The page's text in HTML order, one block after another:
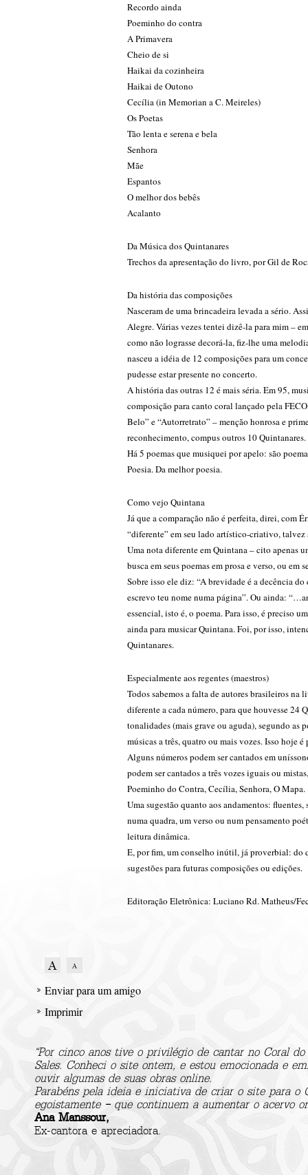
Recordo ainda
Poeminho do contra
A Primavera
Cheio de si
Haikai da cozinheira
Haikai de Outono
Cecília (in Memorian a C. Meireles)
Os Poetas
Tão lenta e serena e bela
Senhora
Mãe
Espantos
O melhor dos bebês
Acalanto
Da Música dos Quintanares
Trechos da apresentação do livro, por Gil de
Da história das composições
Nasceram de uma brincadeira levada a sério.
Alegre. Várias vezes tentei dizê-la para mim –
como não lograsse decorá-la, fiz-lhe uma
nasceu a idéia de 12 composições para um
pudesse estar presente no concerto.
A história das outras 12 é mais séria. Em 95,
composição para canto coral lançado pela
Belo” e “Autorretrato” – menção honrosa e
reconhecimento, compus outros 10 Quintanares.
Há 5 poemas que musiquei por apelo: são
Poesia. Da melhor poesia.
Como vejo Quintana
Já que a comparação não é perfeita, direi, com
“diferente” em seu lado artístico-criativo,
Uma nota diferente em Quintana – cito apenas
busca em seus poemas em prosa e verso, ou
Sobre isso ele diz: “A brevidade é a decência
escrevo teu nome numa página”. Ou ainda:
essencial, isto é, o poema. Para isso, é preciso
ainda para musicar Quintana. Foi, por isso,
Quintanares.
Especialmente aos regentes (maestros)
Todos sabemos a falta de autores brasileiros
diferente a cada número, para que houvesse 24
tonalidades (mais grave ou aguda), segundo as
músicas a três, quatro ou mais vozes. Isso hoje
Alguns números podem ser cantados em
podem ser cantados a três vozes iguais ou
Poeminho do Contra, Cecília, Senhora, O Mapa.
Uma sugestão quanto aos andamentos:
numa quadra, um verso ou num pensamento
leitura dinâmica.
E, por fim, um conselho inútil, já proverbial: do
sugestões para futuras composições ou edições.
Editoração Eletrônica: Luciano Rd. Matheus/
Enviar para um amigo
Imprimir
“Por cinco anos tive o privilégio de cantar no Coral
Sales. Conheci o site ontem, e estou emocionada e
ouvir algumas de suas obras online.
Parabéns pela ideia e iniciativa de criar o site para o
egoistamente – que continuem a aumentar o acervo
Ana Manssour,
Ex-cantora e apreciadora.